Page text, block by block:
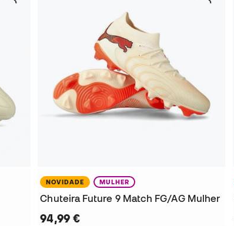
NOVIDADE MULHER
Chuteira Future 9 Match FG/AG Mulher
94,99 €